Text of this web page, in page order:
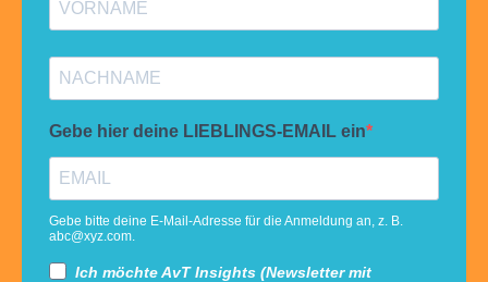
Gebe hier deine LIEBLINGS-EMAIL ein
Gebe bitte deine E-Mail-Adresse für die Anmeldung an, z. B.
abc@xyz.com
Ich möchte AvT Insights (Newsletter mit